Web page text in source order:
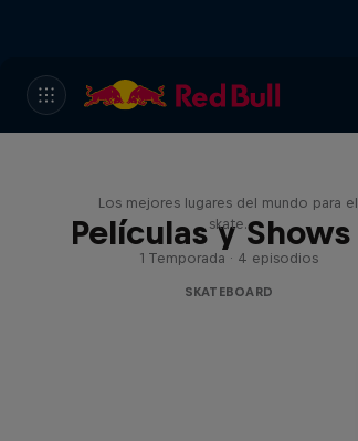
Películas y Shows
Los mejores lugares del mundo para el
skate.
1 Temporada · 4 episodios
SKATEBOARD